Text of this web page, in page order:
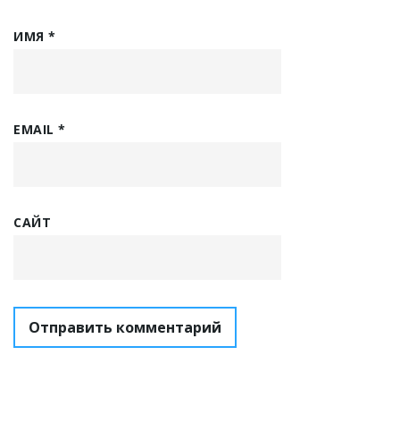
ИМЯ*
EMAIL*
САЙТ